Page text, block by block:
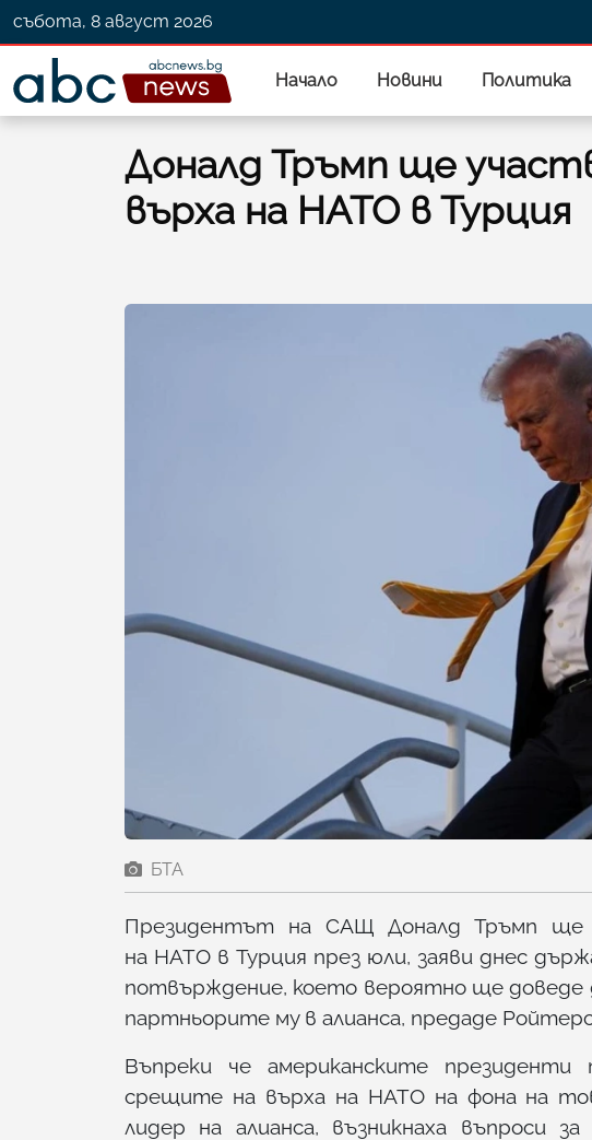
събота, 8 август 2026
Начало Новини Политика
Доналд Тръмп ще
върха на НАТО в Турция
БТА
Президентът на САЩ Доналд Тръмп ще
на НАТО в Турция през юли, заяви днес
потвърждение, което вероятно ще доведе
партньорите му в алианса, предаде
Въпреки че американските
срещите на върха на НАТО на фона на
лидер на алианса, възникнаха въпроси